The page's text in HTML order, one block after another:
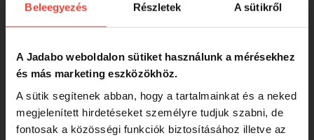
Beleegyezés Részletek A sütikről
A Jadabo weboldalon sütiket használunk a mérésekhez
és más marketing eszközökhöz.
A sütik segítenek abban, hogy a tartalmainkat és a neked
megjelenített hirdetéseket személyre tudjuk szabni, de
fontosak a közösségi funkciók biztosításához illetve az
Mann's 6cm Shad Pbbgg 7db/cs.
gumihal